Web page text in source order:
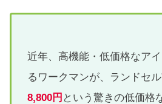
近年、高機能・低価格なア
るワークマンが、ランドセ
8,800円 という驚きの低価格